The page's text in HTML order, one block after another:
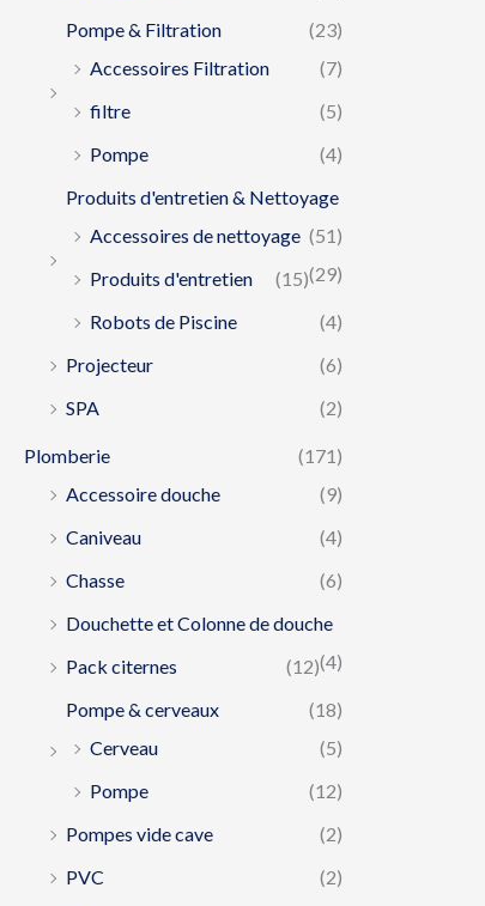
Pompe & Filtration
(23)
Accessoires Filtration
(7)
filtre
(5)
Pompe
(4)
Produits d'entretien & Nettoyage
(51)
Accessoires de nettoyage
(29)
Produits d'entretien
(15)
Robots de Piscine
(4)
Projecteur
(6)
SPA
(2)
Plomberie
(171)
Accessoire douche
(9)
Caniveau
(4)
Chasse
(6)
Douchette et Colonne de douche
(4)
Pack citernes
(12)
Pompe & cerveaux
(18)
Cerveau
(5)
Pompe
(12)
Pompes vide cave
(2)
PVC
(2)